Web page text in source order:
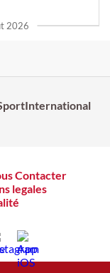
2026
International
Contacter
legales